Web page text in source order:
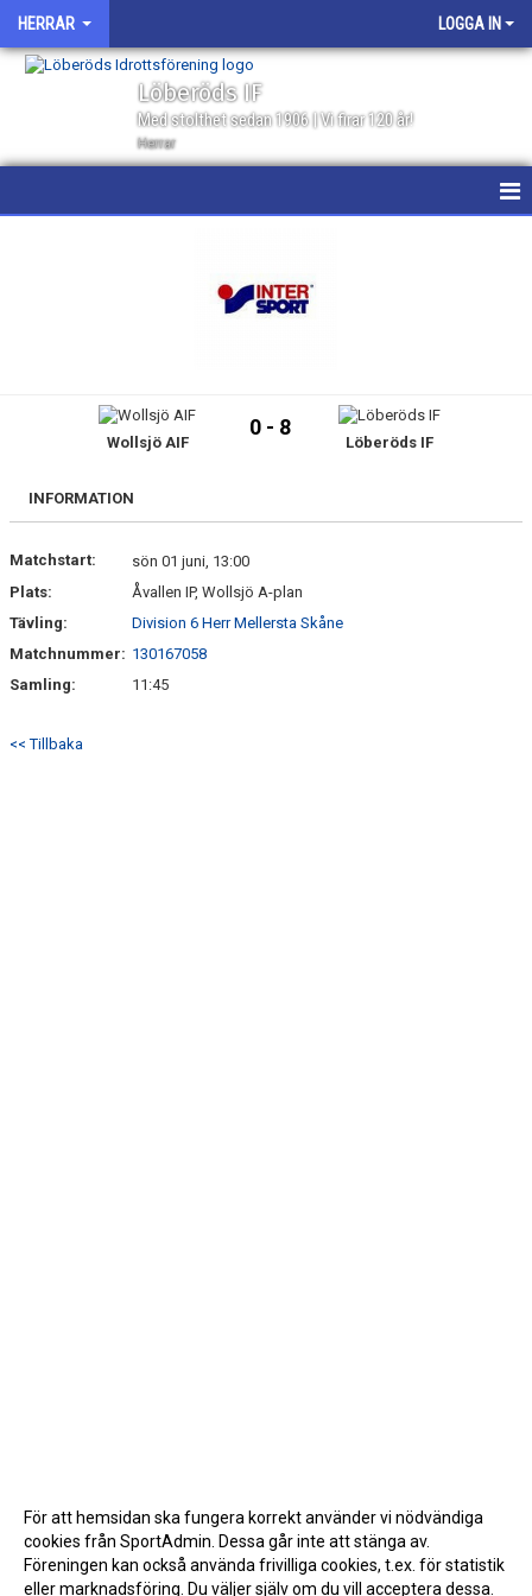
HERRAR LOGGA IN
Löberöds IF
Med stolthet sedan 1906 | Vi firar 120 år!
Herrar
TRUPPEN
BILDGALLERI
KONTAKT
Wollsjö AIF
0 - 8
Löberöds IF
INFORMATION
Matchstart:
sön 01 juni, 13:00
Plats:
Åvallen IP, Wollsjö A-plan
Tävling:
Division 6 Herr Mellersta Skåne
Matchnummer: 130167058
Samling:
11:45
<< Tillbaka
För att hemsidan ska fungera korrekt använder vi nödvändiga
cookies från SportAdmin. Dessa går inte att stänga av.
Föreningen kan också använda frivilliga cookies, t.ex. för statistik
eller marknadsföring. Du väljer själv om du vill acceptera dessa.